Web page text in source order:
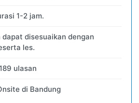
1-2 jam.
dapat disesuaikan dengan
les.
ulasan
di Bandung